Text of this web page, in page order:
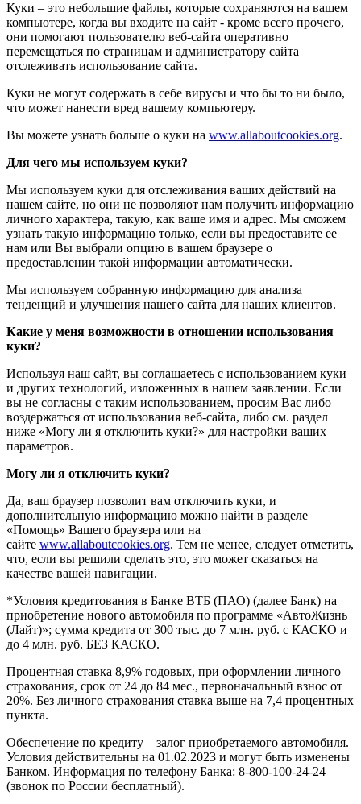
Куки – это небольшие файлы, которые сохраняются на вашем
компьютере, когда вы входите на сайт - кроме всего прочего,
они помогают пользователю веб-сайта оперативно
перемещаться по страницам и администратору сайта
отслеживать использование сайта.
Куки не могут содержать в себе вирусы и что бы то ни было,
что может нанести вред вашему компьютеру.
Вы можете узнать больше о куки на www.allaboutcookies.org.
Для чего мы используем куки?
Мы используем куки для отслеживания ваших действий на
нашем сайте, но они не позволяют нам получить информацию
личного характера, такую, как ваше имя и адрес. Мы сможем
узнать такую информацию только, если вы предоставите ее
нам или Вы выбрали опцию в вашем браузере о
предоставлении такой информации автоматически.
Мы используем собранную информацию для анализа
тенденций и улучшения нашего сайта для наших клиентов.
Какие у меня возможности в отношении использования
куки?
Используя наш сайт, вы соглашаетесь с использованием куки
и других технологий, изложенных в нашем заявлении. Если
вы не согласны с таким использованием, просим Вас либо
воздержаться от использования веб-сайта, либо см. раздел
ниже «Могу ли я отключить куки?» для настройки ваших
параметров.
Могу ли я отключить куки?
Да, ваш браузер позволит вам отключить куки, и
дополнительную информацию можно найти в разделе
«Помощь» Вашего браузера или на
сайте www.allaboutcookies.org. Тем не менее, следует отметить,
что, если вы решили сделать это, это может сказаться на
качестве вашей навигации.
*Условия кредитования в Банке ВТБ (ПАО) (далее Банк) на
приобретение нового автомобиля по программе «АвтоЖизнь
(Лайт)»; сумма кредита от 300 тыс. до 7 млн. руб. с КАСКО и
до 4 млн. руб. БЕЗ КАСКО.
Процентная ставка 8,9% годовых, при оформлении личного
страхования, срок от 24 до 84 мес., первоначальный взнос от
20%. Без личного страхования ставка выше на 7,4 процентных
пункта.
Обеспечение по кредиту – залог приобретаемого автомобиля.
Условия действительны на 01.02.2023 и могут быть изменены
Банком. Информация по телефону Банка: 8-800-100-24-24
(звонок по России бесплатный).